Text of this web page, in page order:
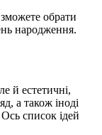
обрати
народження.
й естетичні,
а також іноді
список ідей